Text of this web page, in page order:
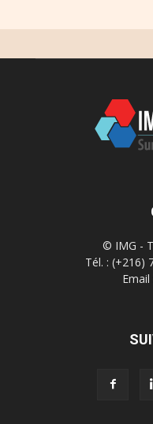
© IMG -
Tél. : (+216)